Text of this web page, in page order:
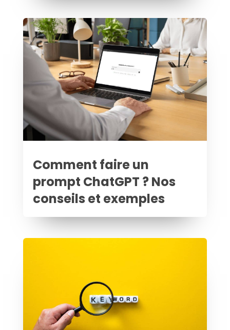
Comment faire un
prompt ChatGPT ? Nos
conseils et exemples